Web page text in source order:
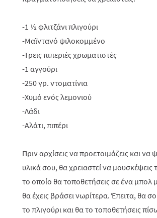
-1 ½ φλιτζάνι πλιγούρι
-Μαϊντανό ψιλοκομμένο
-Τρεις πιπεριές χρωματιστές
-1 αγγούρι
-250 γρ. ντοματίνια
-Χυμό ενός λεμονιού
-Λάδι
-Αλάτι, πιπέρι
Πριν αρχίσεις να προετοιμάζεις και να
υλικά σου, θα χρειαστεί να μουσκέψεις
το οποίο θα τοποθετήσεις σε ένα μπολ
θα έχεις βράσει νωρίτερα. Έπειτα, θα
το πλιγούρι και θα το τοποθετήσεις